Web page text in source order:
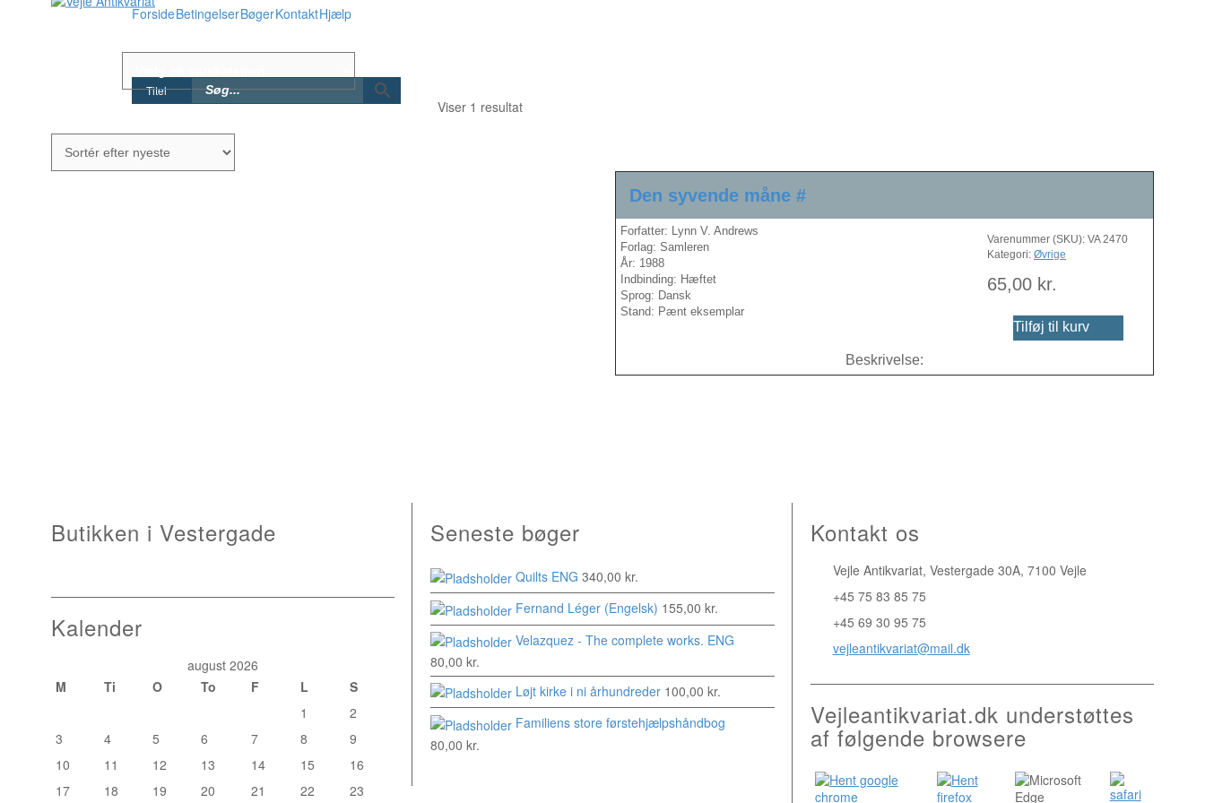
Titel
ForsideBetingelserBøgerKontaktHjælp
Viser 1 resultat
Den syvende måne #
Forfatter: Lynn V. Andrews
Forlag: Samleren
År: 1988
Indbinding: Hæftet
Sprog: Dansk
Stand: Pænt eksemplar
Varenummer (SKU): VA 2470
Kategori: Øvrige
65,00 kr.
Tilføj til kurv
Beskrivelse:
Butikken i Vestergade
Kalender
august 2026
M
Ti O To F L
S
1
2
3
4 5 6 7 8
9
10
11 12 13 14 15
16
17
18 19 20 21 22 23
Seneste bøger
Quilts ENG 340,00kr.
Fernand Léger (Engelsk) 155,00kr.
Velazquez - The complete works. ENG
80,00kr.
Løjt kirke i ni århundreder 100,00kr.
Familiens store førstehjælpshåndbog
80,00kr.
Kontakt os
Vejle Antikvariat, Vestergade 30A, 7100 Vejle
+45 75 83 85 75
+45 69 30 95 75
vejleantikvariat@mail.dk
Vejleantikvariat.dk understøttes
af følgende browsere